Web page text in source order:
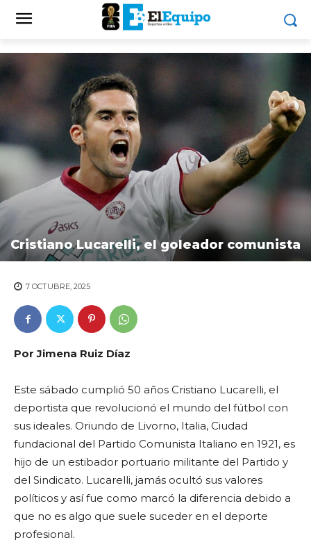
Cristiano Lucarelli, el goleador comunista
7 OCTUBRE, 2025
Por Jimena Ruiz Díaz
Este sábado cumplió 50 años Cristiano Lucarelli, el
deportista que revolucionó el mundo del fútbol con
sus ideales. Oriundo de Livorno, Italia, Ciudad
fundacional del Partido Comunista Italiano en 1921, es
hijo de un estibador portuario militante del Partido y
del Sindicato. Lucarelli, jamás ocultó sus valores
políticos y así fue como marcó la diferencia debido a
que no es algo que suele suceder en el deporte
profesional.